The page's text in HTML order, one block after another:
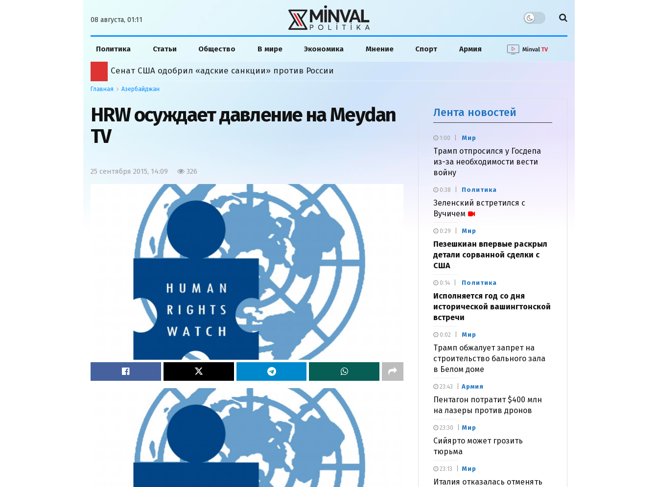
08 августа, 01:11
Политика Статьи Общество В мире Экономика Мнение Спорт Армия
Сенат США одобрил «адские санкции» против России
Главная Азербайджан
HRW осуждает давление на Meydan
TV
25 сентября 2015, 14:09 326
Лента новостей
Мир
Трамп отпросился у Госдепа
из-за необходимости вести
войну
1:00
Политика
Зеленский встретился с
Вучичем
0:38
Мир
Пезешкиан впервые раскрыл
детали сорванной сделки с
США
0:29
Политика
Исполняется год со дня
исторической вашингтонской
встречи
0:14
Мир
Трамп обжалует запрет на
строительство бального зала
в Белом доме
0:02
Армия
Пентагон потратит $400 млн
на лазеры против дронов
23:43
Мир
Сийярто может грозить
тюрьма
23:30
Мир
Италия отказалась отменять
23:13